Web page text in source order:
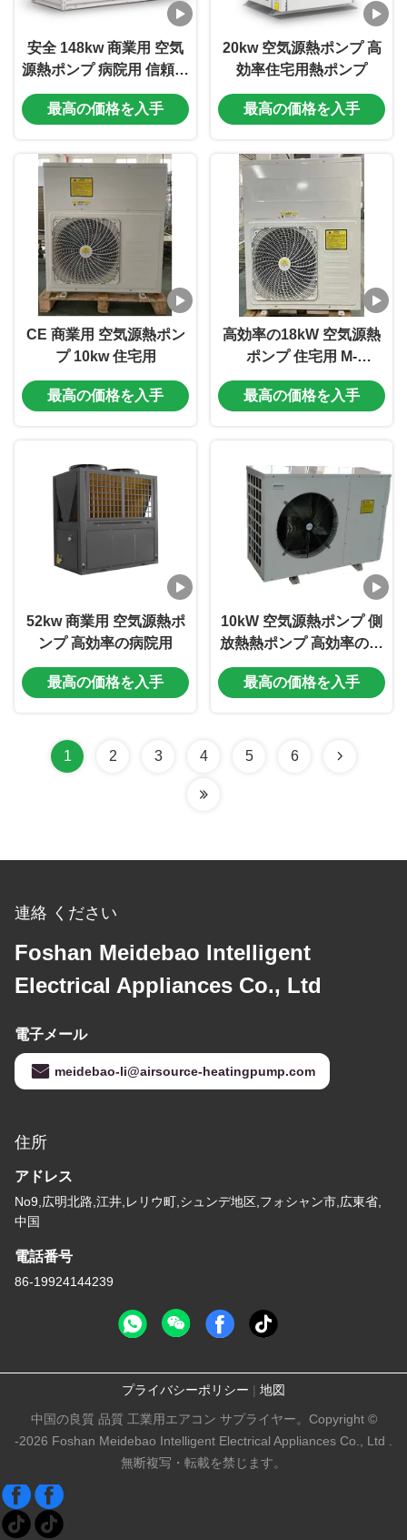
安全 148kw 商業用 空気
源熱ポンプ 病院用 信頼性
の高い性能
最高の価格を入手
20kw 空気源熱ポンプ 高
効率住宅用熱ポンプ
最高の価格を入手
CE 商業用 空気源熱ポン
プ 10kw 住宅用
最高の価格を入手
高効率の18kW 空気源熱
ポンプ 住宅用 M-
C18AAH
最高の価格を入手
52kw 商業用 空気源熱ポ
ンプ 高効率の病院用
最高の価格を入手
10kW 空気源熱ポンプ 側
放熱熱ポンプ 高効率のシ
ャールインチューブ
最高の価格を入手
1 2 3 4 5 6
連絡 ください
Foshan Meidebao Intelligent
Electrical Appliances Co., Ltd
電子メール
meidebao-li@airsource-heatingpump.com
住所
アドレス
No9,広明北路,江井,レリウ町,シュンデ地区,フォシャン市,広東省,
中国
電話番号
86-19924144239
プライバシーポリシー | 地図
中国の良質 品質 工業用エアコン サプライヤー。Copyright ©
-2026 Foshan Meidebao Intelligent Electrical Appliances Co., Ltd .
無断複写・転載を禁じます。